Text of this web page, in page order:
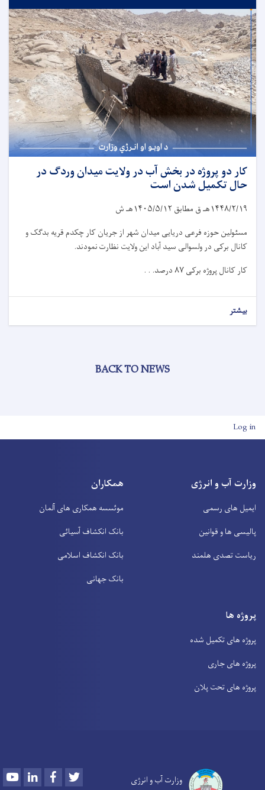
کار دو پروژه در بخش آب در ولایت میدان وردگ در
حال تکمیل شدن است
۱۴۴۸/۲/۱۹هـ ق مطابق ۱۴۰۵/۵/۱۲هـ ش
مسئولین حوزه فرعی دریایی میدان شهر از جریان کار چکدم قریه بدگک و
کانال برکی در ولسوالی سید آباد این ولایت نظارت نمودند.
کار کانال پروژه برکی۸۷درصد. . .
بیشتر
BACK TO NEWS
User account menu
Log in
وزارت آب و انرژی
ایمیل های رسمی
پالیسی ها و قوانین
ریاست تصدی هلمند
همکاران
موئسسه همکاری های آلمان
بانک انکشاف آسیائی
بانک انکشاف اسلامی
بانک جهانی
پروژه ها
پروژه های تکمیل شده
پروژه های جاری
پروژه های تحت پلان
وزارت آب و انرژی YoutubeLinkedInFacebook